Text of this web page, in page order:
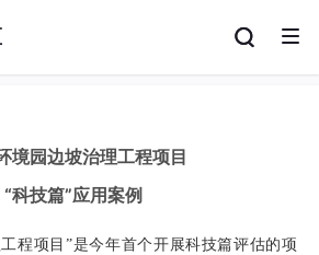
境园边坡治理工程项目
“科技篇”应用案例
程项目”是今年首个开展科技篇评估的项